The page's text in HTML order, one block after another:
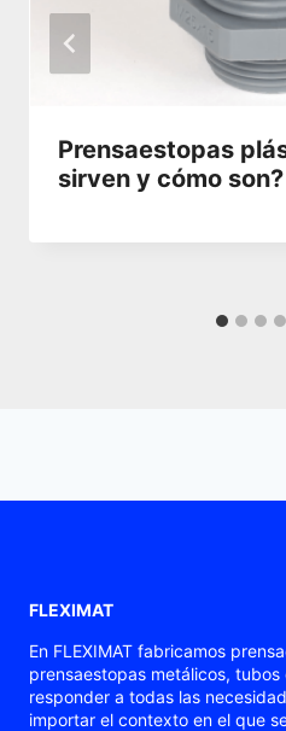
Prensaestopas
sirven y cómo son?
FLEXIMAT
En FLEXIMAT fabricamos
prensaestopas metálicos,
responder a todas las
importar el contexto en el que